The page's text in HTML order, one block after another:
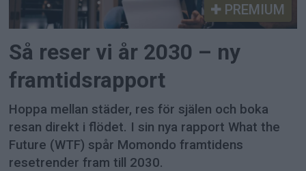
PREMIUM
Så reser vi år 2030 – ny
framtidsrapport
Hoppa mellan städer, res för själen och boka
resan direkt i flödet. I sin nya rapport What the
Future (WTF) spår Momondo framtidens
resetrender fram till 2030.